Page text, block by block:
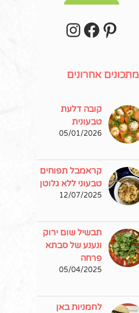
Pinterest
מתכונים אחרונים
קובה דלעת
טבעונית
05/01/2026
קראמבל תפוחים
טבעוני ללא גלוטן
12/07/2025
תבשיל שום ירוק
ונענע של סבתא
פרחה
05/04/2025
לחמניות באן